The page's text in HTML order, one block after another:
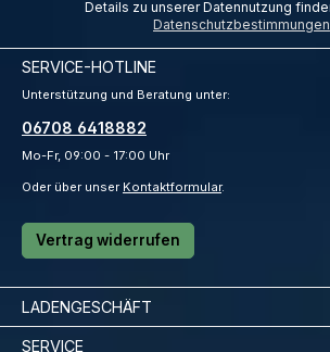
Datenschutzbestimmungen
SERVICE-HOTLINE
Unterstützung und Beratung unter:
06708 6418882
Mo-Fr, 09:00 - 17:00 Uhr
Oder über unser Kontaktformular.
Vertrag widerrufen
LADENGESCHÄFT
SERVICE